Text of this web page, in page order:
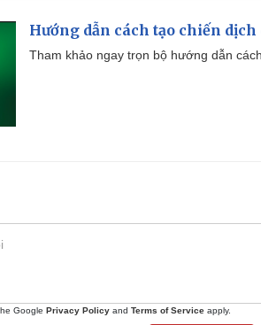
Hướng dẫn cách tạo chiến
Tham khảo ngay trọn bộ hướng dẫn
Google Privacy Policy and Terms of Service apply.